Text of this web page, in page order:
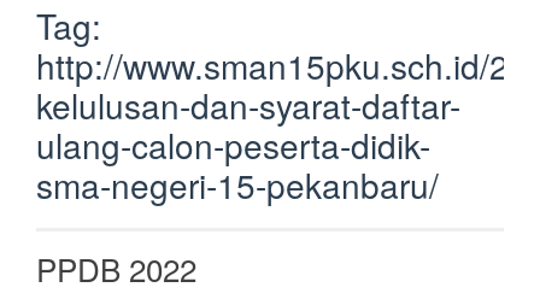
Tag:
http://www.sman15pku.sch.id/
kelulusan-dan-syarat-daftar-
ulang-calon-peserta-didik-
sma-negeri-15-pekanbaru/
PPDB 2022